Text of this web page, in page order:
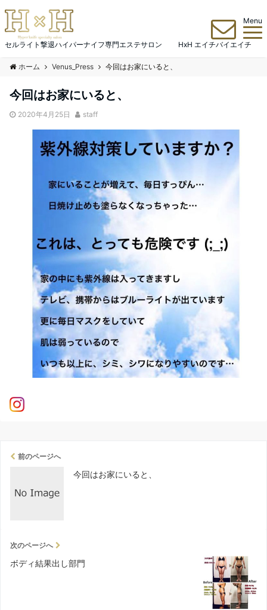
セルライト撃退ハイパーナイフ専門エステサロン HxH エイチバイエイチ
Menu
ホーム Venus_Press 今回はお家にいると、
今回はお家にいると、
2020年4月25日 staff
前のページへ
今回はお家にいると、
次のページへ
️ボディ結果出し部門